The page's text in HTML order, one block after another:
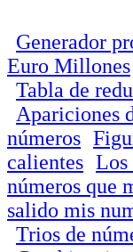
Generador
Euro Millones
Tabla de
Apariciones
números
calientes Los
números que
salido mis
Trios de